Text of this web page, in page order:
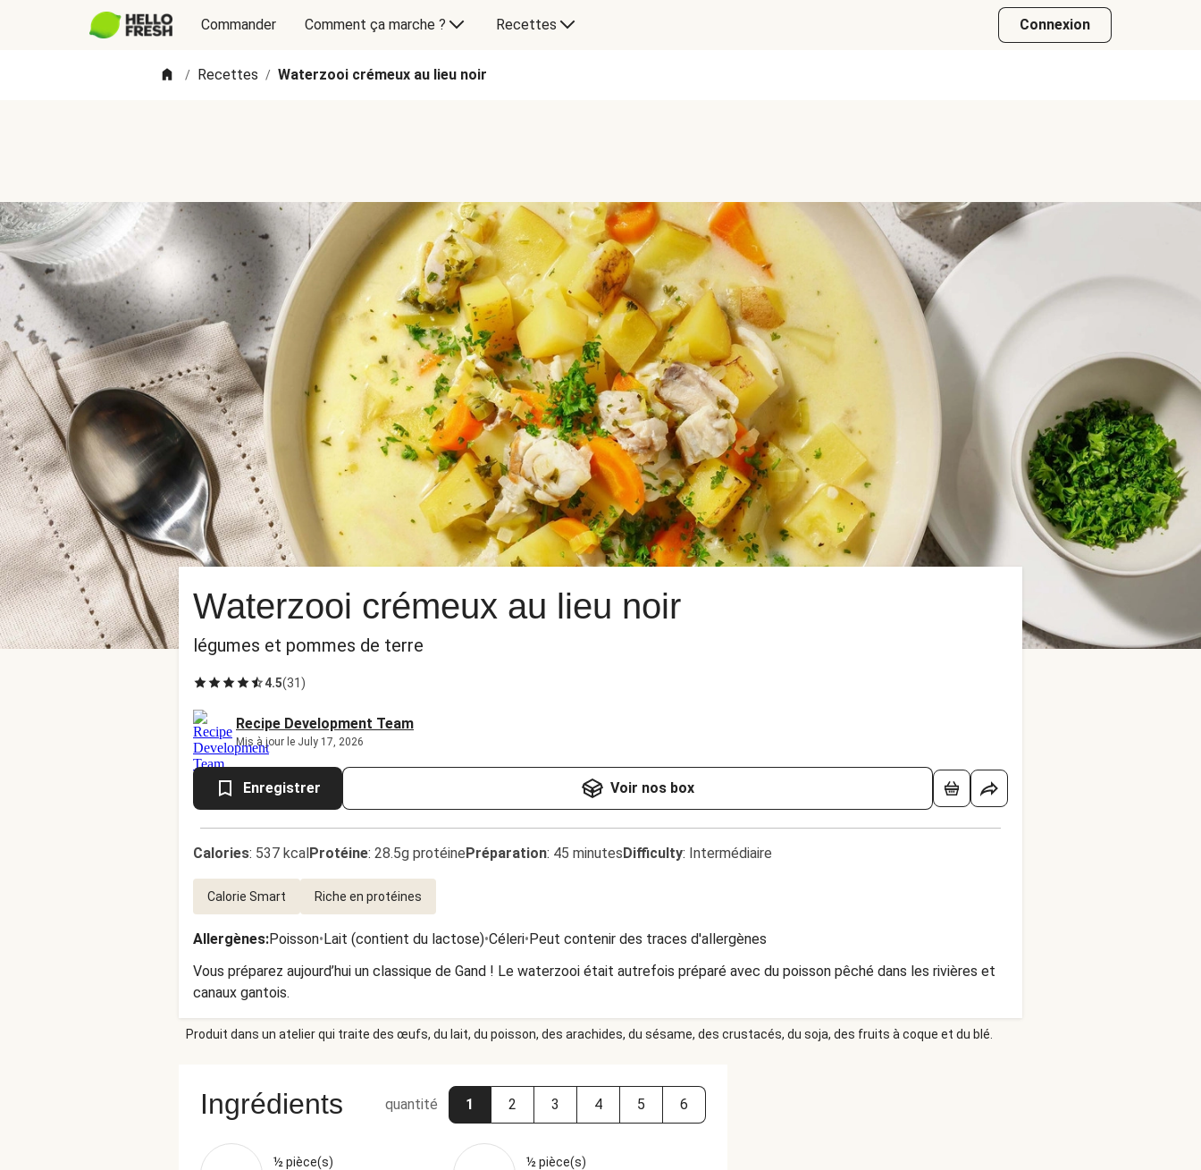
Commander Comment ça marche ? Recettes Connexion
/ Recettes / Waterzooi crémeux au lieu noir
Waterzooi crémeux au lieu noir
légumes et pommes de terre
4.5(31 )
Recipe Development Team
Mis à jour le July 17, 2026
Enregistrer Voir nos box
Calories: 537 kcalProtéine: 28.5g protéinePréparation: 45 minutesDifficulty: Intermédiaire
Calorie Smart Riche en protéines
Allergènes:Poisson•Lait (contient du lactose)•Céleri•Peut contenir des traces d'allergènes
Vous préparez aujourd’hui un classique de Gand ! Le waterzooi était autrefois préparé avec du poisson pêché dans les rivières et
canaux gantois.
Produit dans un atelier qui traite des œufs, du lait, du poisson, des arachides, du sésame, des crustacés, du soja, des fruits à coque et du blé.
Ingrédients quantité 1 2 3 4 5 6
½ pièce(s)
½ pièce(s)